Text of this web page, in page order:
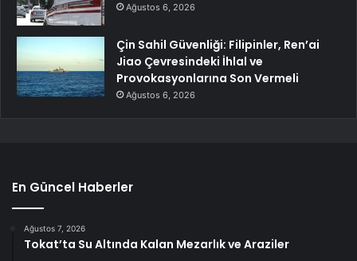
Ağustos 6, 2026
Çin Sahil Güvenliği: Filipinler, Ren’ai
Jiao Çevresindeki İhlal ve
Provokasyonlarına Son Vermeli
Ağustos 6, 2026
En Güncel Haberler
Ağustos 7, 2026
Tokat’ta Su Altında Kalan Mezarlık ve Araziler